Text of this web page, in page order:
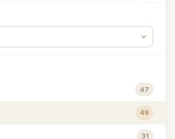
47
49
31